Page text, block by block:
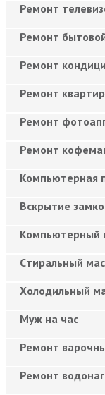
Ремонт
Ремонт
Ремонт
Ремонт квартир
Ремонт
Ремонт
Компьютерная
Вскрытие
Компьютерный
Cтиральный
Холодильный
Муж на час
Ремонт
Ремонт